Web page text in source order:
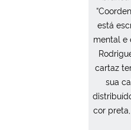
está
mental e
cartaz
sua
cor